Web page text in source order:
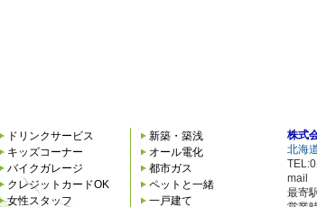
ドリンクサービス
キッズコーナー
バイクガレージ
クレジットカードOK
女性スタッフ
新築・築浅
オール電化
都市ガス
ペットと一緒
一戸建て
株式
北海
mail
最寄